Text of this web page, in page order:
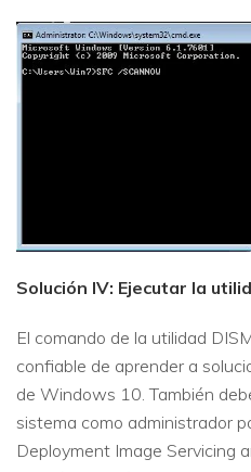
Reparador
Arregla fotos dañadas,
recuerdos más
Continuar
Solución IV: Ejecutar la
El comando de la utilidad
confiable de aprender a
de Windows 10. También
sistema como administrador
Deployment Image Servicing